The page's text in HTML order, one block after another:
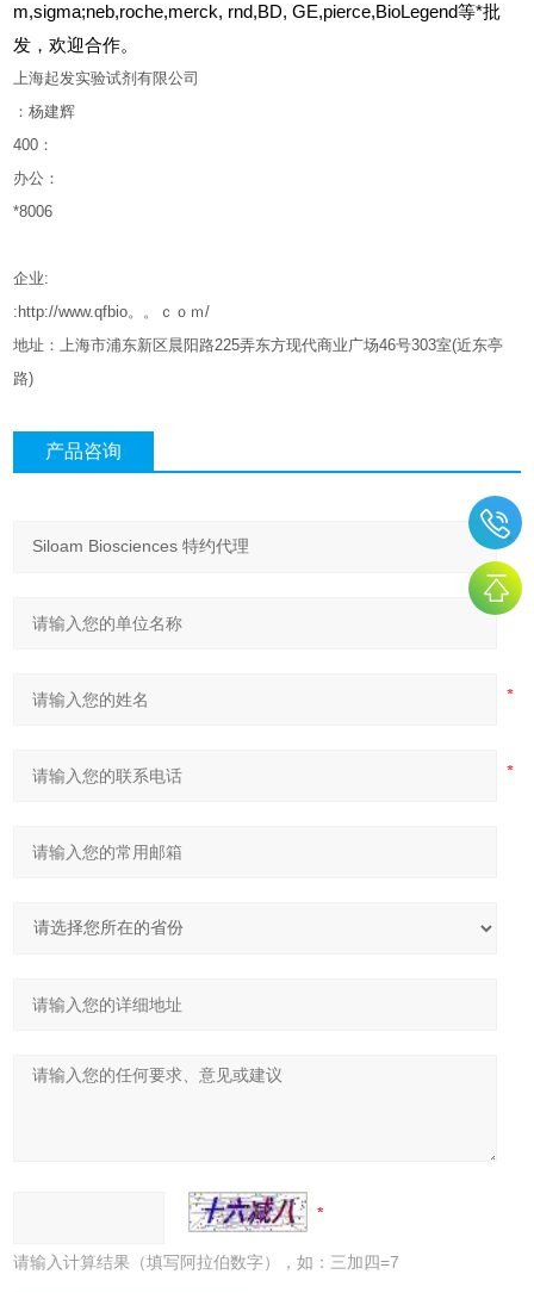
m,sigma;neb,roche,merck, rnd,BD, GE,pierce,BioLegend等*批
发，欢迎合作。
上海起发实验试剂有限公司
：杨建辉
400 ：
办公：
*8006
企业:
:http://www.qfbio。。ｃｏｍ/
地址：上海市浦东新区晨阳路225弄东方现代商业广场46号303室(近东亭
路)
产品咨询
请输入计算结果（填写阿拉伯数字），如：三加四=7